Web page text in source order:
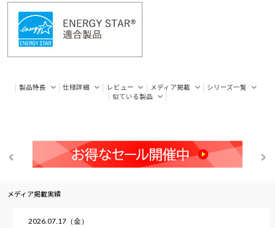
製品特長 仕様詳細 レビュー メディア掲載
シリーズ一覧
似ている製品
メディア掲載実績
2026.07.17（金）